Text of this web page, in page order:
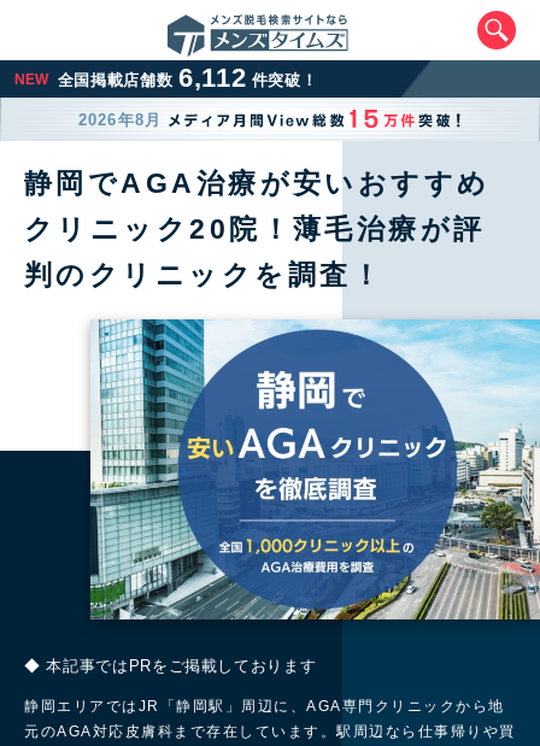
NEW 全国掲載店舗数 6,112 件突破！
2026年8月
静岡でAGA治療が安いおすすめ
クリニック20院！薄毛治療が評
判のクリニックを調査！
◆ 本記事ではPRをご掲載しております
静岡エリアではJR「静岡駅」周辺に、AGA専門クリニックから地
元のAGA対応皮膚科まで存在しています。駅周辺なら仕事帰りや買